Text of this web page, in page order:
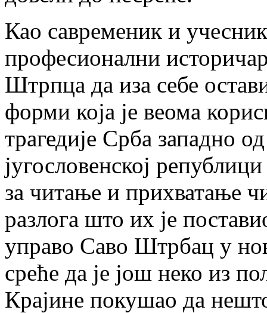
Као савременик и
професионални
Штрпца да иза себе
форми која је веома
трагедије Срба западно
југословенској
за читање и прихватање
разлога што их је
управо Саво Штрбац у
среће да је још неко из
Крајине покушао да